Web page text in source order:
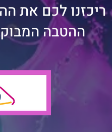
ריכזנו לכם את
ההטבה